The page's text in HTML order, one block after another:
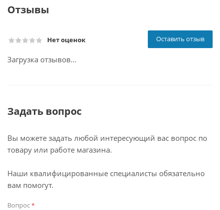
Отзывы
Нет оценок Оставить отзыв
Загрузка отзывов...
Задать вопрос
Вы можете задать любой интересующий вас вопрос по
товару или работе магазина.
Наши квалифицированные специалисты обязательно
вам помогут.
Вопрос*